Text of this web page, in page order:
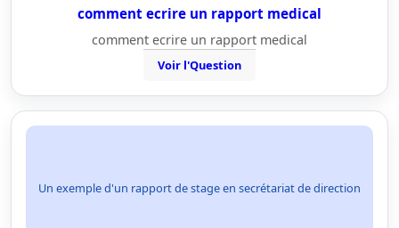
comment ecrire un rapport medical
comment ecrire un rapport medical
Voir l'Question
Un exemple d'un rapport de stage en secrétariat de direction